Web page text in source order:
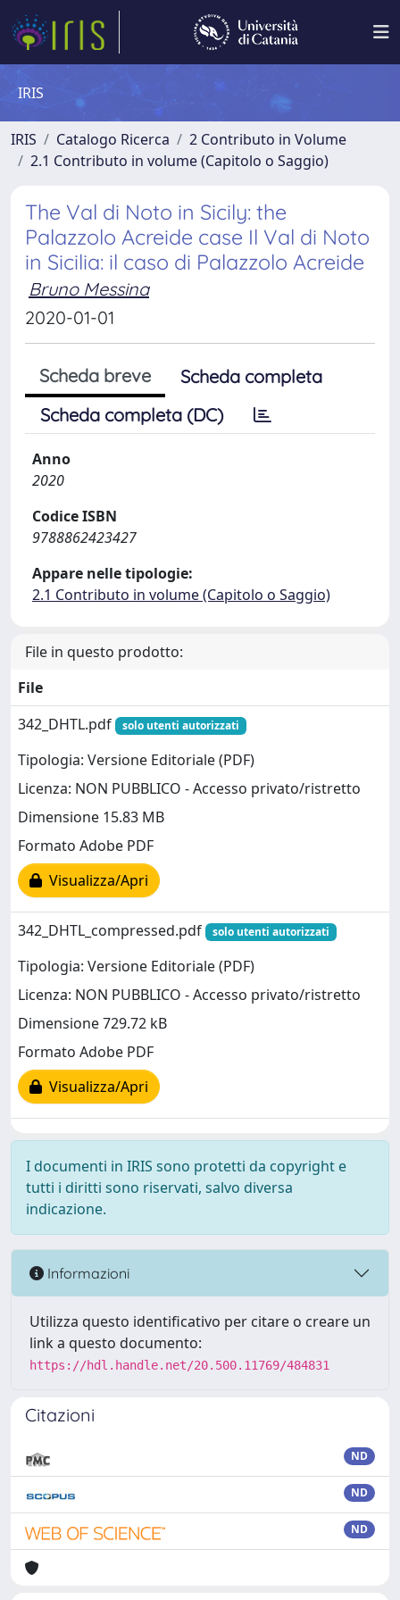
IRIS
IRIS Catalogo Ricerca
2 Contributo in Volume
2.1 Contributo in volume (Capitolo o Saggio)
The Val di Noto in Sicily: the
Palazzolo Acreide case Il Val di Noto
in Sicilia: il caso di Palazzolo Acreide
Bruno Messina
2020-01-01
Scheda breve
Scheda completa
Scheda completa (DC)
Anno
2020
Codice ISBN
9788862423427
Appare nelle tipologie:
2.1 Contributo in volume (Capitolo o Saggio)
File in questo prodotto:
File
342_DHTL.pdf
solo utenti autorizzati
Tipologia: Versione Editoriale (PDF)
Licenza: NON PUBBLICO - Accesso privato/ristretto
Dimensione 15.83 MB
Formato Adobe PDF
Visualizza/Apri
342_DHTL_compressed.pdf solo utenti autorizzati
Tipologia: Versione Editoriale (PDF)
Licenza: NON PUBBLICO - Accesso privato/ristretto
Dimensione 729.72 kB
Formato Adobe PDF
Visualizza/Apri
I documenti in IRIS sono protetti da copyright e
tutti i diritti sono riservati, salvo diversa
indicazione.
Informazioni
Utilizza questo identificativo per citare o creare un
link a questo documento:
https://hdl.handle.net/20.500.11769/484831
Citazioni
ND
ND
ND